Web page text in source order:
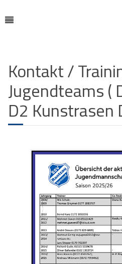
Kontakt /
Jugendteams (
D2 Kunstrasen